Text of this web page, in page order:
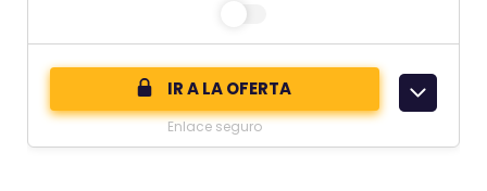
m
e
IR A LA OFERTA
Enlace seguro